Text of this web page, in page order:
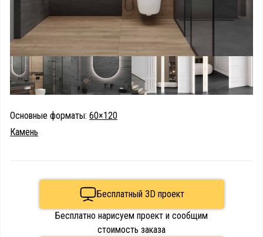
Основные форматы: 60×120
Камень
Бесплатный 3D проект
Бесплатно нарисуем проект и сообщим
стоимость заказа